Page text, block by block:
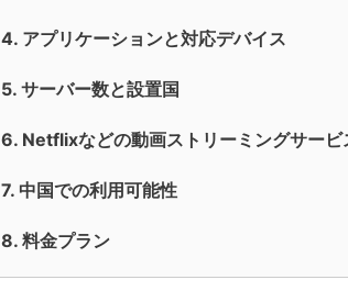
4. アプリケーションと対応デバイス
5. サーバー数と設置国
6. Netflixなどの動画ストリーミングサービ
7. 中国での利用可能性
8. 料金プラン